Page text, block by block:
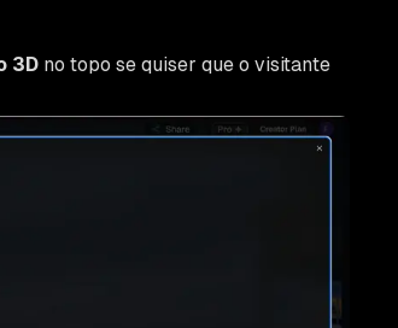
3D no topo se quiser que o visitante